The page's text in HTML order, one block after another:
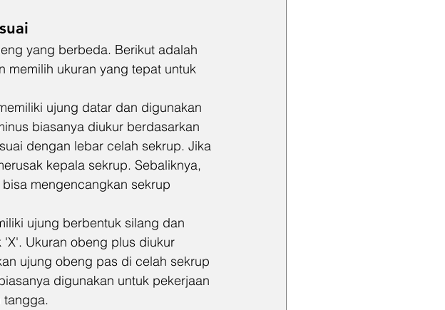
yang berbeda. Berikut adalah
memilih ukuran yang tepat untuk
ujung datar dan digunakan
biasanya diukur berdasarkan
dengan lebar celah sekrup. Jika
kepala sekrup. Sebaliknya,
mengencangkan sekrup
ujung berbentuk silang dan
Ukuran obeng plus diukur
ujung obeng pas di celah sekrup
digunakan untuk pekerjaan
tangga.